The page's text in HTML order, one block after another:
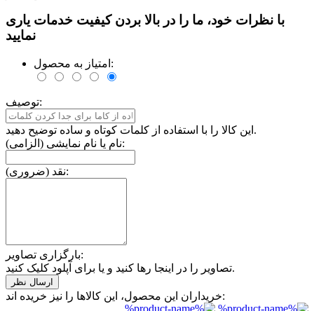
با نظرات خود، ما را در بالا بردن کیفیت خدمات یاری
نمایید
امتیاز به محصول:
توصیف:
این کالا را با استفاده از کلمات کوتاه و ساده توضیح دهید.
نام یا نام نمایشی (الزامی):
نقد (ضروری):
بارگزاری تصاویر:
تصاویر را در اینجا رها کنید و یا برای آپلود کلیک کنید.
خریداران این محصول، این کالاها را نیز خریده اند: